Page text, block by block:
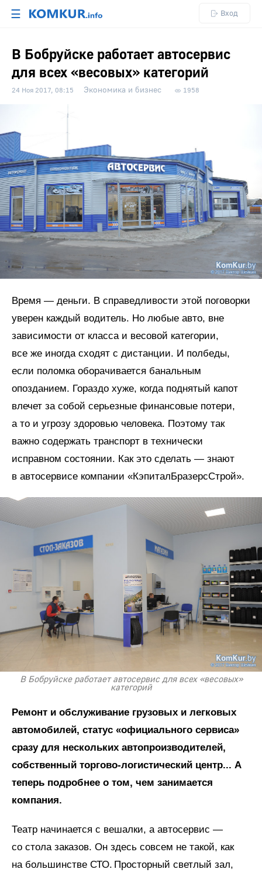
☰ Вход
В Бобруйске работает автосервис
для всех «весовых» категорий
24 Ноя 2017, 08:15 Экономика и бизнес 1958
Время — деньги. В справедливости этой поговорки
уверен каждый водитель. Но любые авто, вне
зависимости от класса и весовой категории,
все же иногда сходят с дистанции. И полбеды,
если поломка оборачивается банальным
опозданием. Гораздо хуже, когда поднятый капот
влечет за собой серьезные финансовые потери,
а то и угрозу здоровью человека. Поэтому так
важно содержать транспорт в технически
исправном состоянии. Как это сделать — знают
в автосервисе компании «КэпиталБразерсСтрой».
В Бобруйске работает автосервис для всех «весовых»
категорий
Ремонт и обслуживание грузовых и легковых
автомобилей, статус «официального сервиса»
сразу для нескольких автопроизводителей,
собственный торгово‑логистический центр... А
теперь подробнее о том, чем занимается
компания.
Театр начинается с вешалки, а автосервис —
со стола заказов. Он здесь совсем не такой, как
на большинстве СТО. Просторный светлый зал,